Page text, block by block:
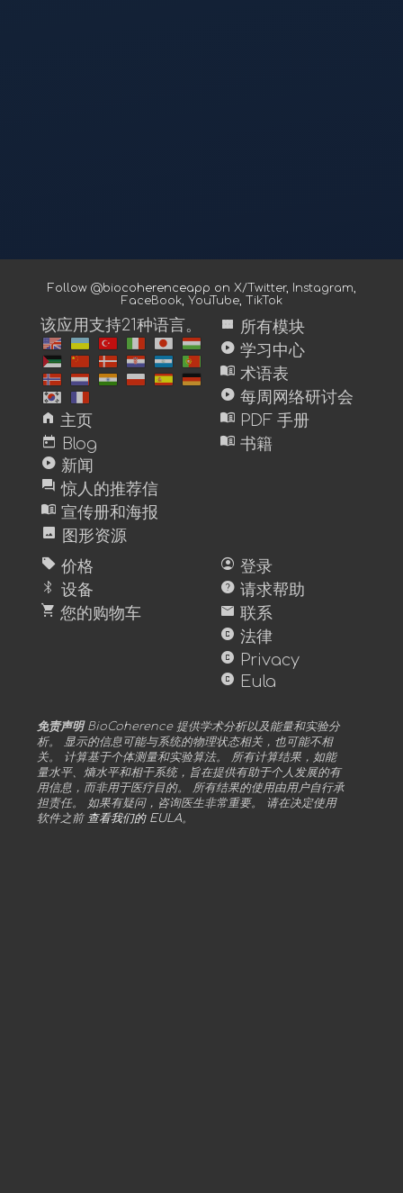
Follow @biocoherenceapp on X/Twitter, Instagram,
FaceBook, YouTube, TikTok
该应用支持21种语言。
home 主页
today Blog
play_circle 新闻
forum 惊人的推荐信
menu_book 宣传册和海报
image 图形资源
view_module 所有模块
play_circle 学习中心
menu_book 术语表
play_circle 每周网络研讨会
menu_book PDF 手册
menu_book 书籍
sell 价格
bluetooth 设备
shopping_cart 您的购物车
account_circle 登录
help 请求帮助
mail 联系
copyright 法律
copyright Privacy
copyright Eula
免责声明BioCoherence 提供学术分析以及能量和实验分
析。 显示的信息可能与系统的物理状态相关，也可能不相
关。 计算基于个体测量和实验算法。 所有计算结果，如能
量水平、熵水平和相干系统，旨在提供有助于个人发展的有
用信息，而非用于医疗目的。 所有结果的使用由用户自行承
担责任。 如果有疑问，咨询医生非常重要。 请在决定使用
软件之前 查看我们的 EULA。